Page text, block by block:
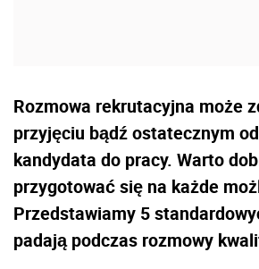
Rozmowa rekrutacyjna może
przyjęciu bądź ostatecznym
kandydata do pracy. Warto
przygotować się na każde
Przedstawiamy 5
padają podczas rozmowy